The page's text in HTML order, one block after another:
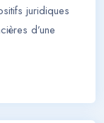
juridiques
d’une